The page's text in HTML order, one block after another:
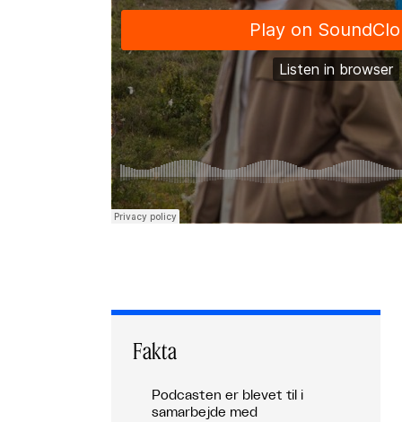
Fakta
Podcasten er blevet til i
samarbejde med